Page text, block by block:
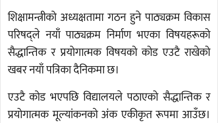
शिक्षामन्त्रीको अध्यक्षतामा गठन हुने पाठ्यक्रम विकास
परिषद्ले नयाँ पाठ्यक्रम निर्माण भएका विषयहरूको
सैद्धान्तिक र प्रयोगात्मक विषयको कोड एउटै राखेको
खबर नयाँ पत्रिका दैनिकमा छ।
एउटै कोड भएपछि विद्यालयले पठाएको सैद्धान्तिक र
प्रयोगात्मक मूल्यांकनको अंक एकीकृत रूपमा आउँछ।